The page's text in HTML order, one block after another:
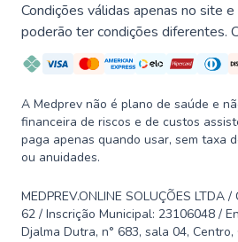
Condições válidas apenas no site
poderão ter condições diferentes.
A Medprev não é plano de saúde e
financeira de riscos e de custos
paga apenas quando usar, sem taxa
ou anuidades.
MEDPREV.ONLINE SOLUÇÕES LTDA
62 / Inscrição Municipal: 23106048 /
Djalma Dutra, n° 683, sala 04, Centro,